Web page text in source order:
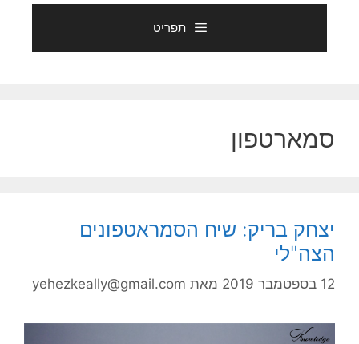
תפריט
סמארטפון
יצחק בריק: שיח הסמראטפונים
הצה"לי
12 בספטמבר 2019 מאת yehezkeally@gmail.com